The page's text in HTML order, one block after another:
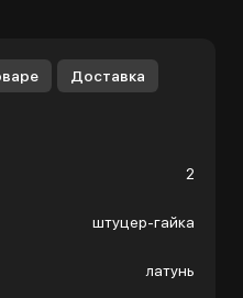
Доставка
2
штуцер-гайка
латунь